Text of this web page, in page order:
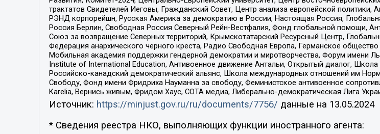
трактатов Свидетелей Иеговы, Гражданский Совет, Центр анализа европейской политики,
РЭНД корпорейшн, Русская Америка за демократию в России, Настоящая Россия,
Россия Берлин, Свободная Россия Северный Рейн-Вестфалия, Фонд глобальной помощи,
Союз за возвращение Северных территорий, Крымскотатарский Ресурсный Центр,
Федерация анархического черного креста, Радио Свободная Европа, Германское
Мобильная академия поддержки гендерной демократии и миротворчества, Форум имени
Institute of International Education, Антивоенное движение Антальи, Открытый диалог,
Российско-канадский демократический альянс, Школа международных отношений им
Свободу, Фонд имени Фридриха Науманна за свободу, Феминистское антивоенное
Karelia, Вернись живым, Фридом Хаус, СОТА медиа, Либерально-демократическая Лига
Источник: https://minjust.gov.ru/ru/documents/7756/ данные на 13.05.2024
* Сведения реестра НКО, выполняющих функции иностранного агента: